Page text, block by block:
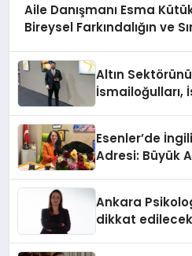
Aile Danışmanı Esma
Bireysel Farkındalığın ve
Altın
İsmailoğulları,
Esenler’de
Adresi: Büyük
Ankara
dikkat